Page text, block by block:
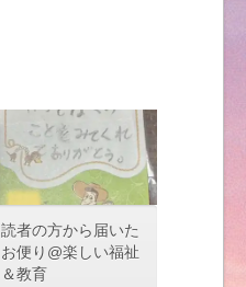
読者の方から届いた
お便り@楽しい福祉
＆教育